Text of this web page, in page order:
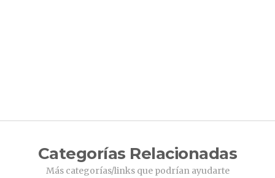
Categorías Relacionadas
Más categorías/links que podrían ayudarte